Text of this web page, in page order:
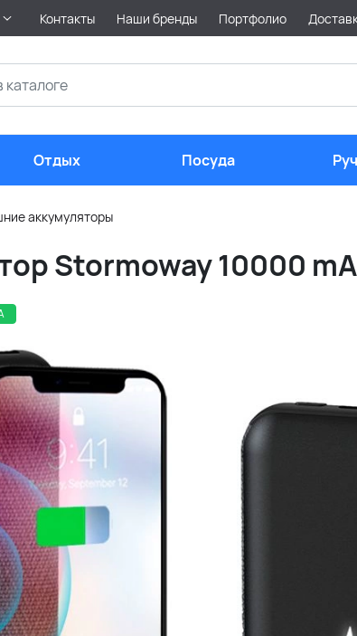
Контакты Наши бренды Портфолио
Отдых Посуда
аккумуляторы
Stormoway 10000